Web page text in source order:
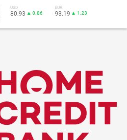
USD
80.93 ▲ 0.86
EUR
93.19 ▲ 1.23